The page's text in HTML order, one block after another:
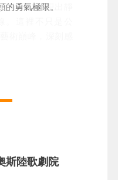
光下，展現出靜
勇氣極限。